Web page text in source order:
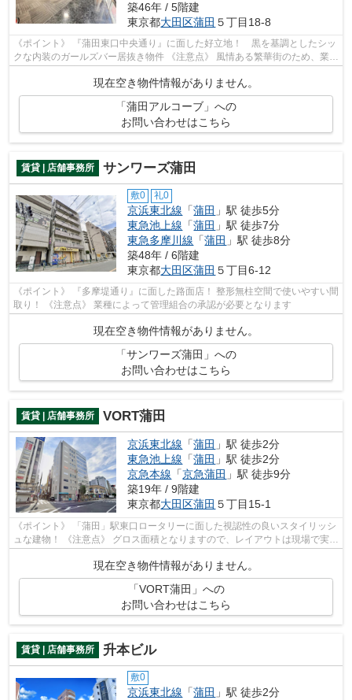
築46年 / 5階建
東京都大田区蒲田 ５丁目18-8
《ポイント》 『蒲田東口中央通り』に面した好立地！ 黒を基調としたシッ
クな内装のガールズバー居抜き物件 《注意点》 風情ある繁華街のため、業種
現在空き物件情報がありません。
「蒲田アルコーブ」への
お問い合わせはこちら
賃貸 | 店舗事務所 サンワーズ蒲田
敷0 礼0
京浜東北線 「蒲田 」駅 徒歩5分
東急池上線 「蒲田 」駅 徒歩7分
東急多摩川線 「蒲田 」駅 徒歩8分
築48年 / 6階建
東京都大田区蒲田 ５丁目6-12
《ポイント》 『多摩堤通り』に面した路面店！ 整形無柱空間で使いやすい間
取り！ 《注意点》 業種によって管理組合の承認が必要となります
現在空き物件情報がありません。
「サンワーズ蒲田」への
お問い合わせはこちら
賃貸 | 店舗事務所 VORT蒲田
京浜東北線 「蒲田 」駅 徒歩2分
東急池上線 「蒲田 」駅 徒歩2分
京急本線 「京急蒲田 」駅 徒歩9分
築19年 / 9階建
東京都大田区蒲田 ５丁目15-1
《ポイント》 「蒲田」駅東口ロータリーに面した視認性の良いスタイリッシ
ュな建物！ 《注意点》 グロス面積となりますので、レイアウトは現場で実寸
のうえご確認ください
現在空き物件情報がありません。
「VORT蒲田」への
お問い合わせはこちら
賃貸 | 店舗事務所 升本ビル
敷0
京浜東北線 「蒲田 」駅 徒歩2分